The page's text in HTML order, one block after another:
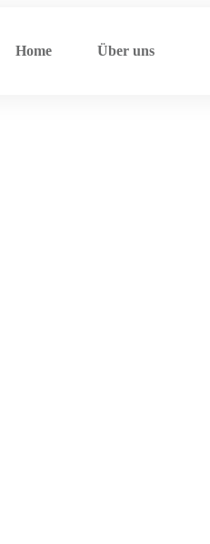
Home Über uns